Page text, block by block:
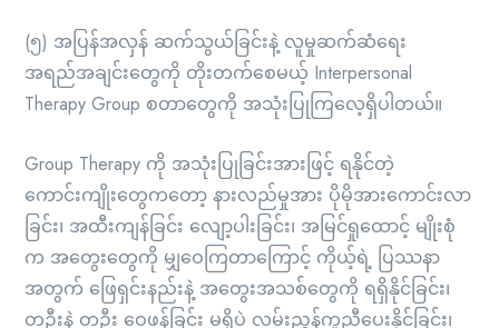
(၅) အပြန်အလှန် ဆက်သွယ်ခြင်းနဲ့ လူမှုဆက်ဆံရေး
အရည်အချင်းတွေကို တိုးတက်စေမယ့် Interpersonal
Therapy Group စတာတွေကို အသုံးပြုကြလေ့ရှိပါတယ်။
Group Therapy ကို အသုံးပြုခြင်းအားဖြင့် ရနိုင်တဲ့
ကောင်းကျိုးတွေကတော့ နားလည်မှုအား ပိုမိုအားကောင်းလာ
ခြင်း၊ အထီးကျန်ခြင်း လျော့ပါးခြင်း၊ အမြင်ရှုထောင့် မျိုးစုံ
က အတွေးတွေကို မျှဝေကြတာကြောင့် ကိုယ့်ရဲ့ ပြဿနာ
အတွက် ဖြေရှင်းနည်းနဲ့ အတွေးအသစ်တွေကို ရရှိနိုင်ခြင်း၊
တဦးနဲ့ တဦး ဝေဖန်ခြင်း မရှိပဲ လမ်းညွှန်ကူညီပေးနိုင်ခြင်း၊